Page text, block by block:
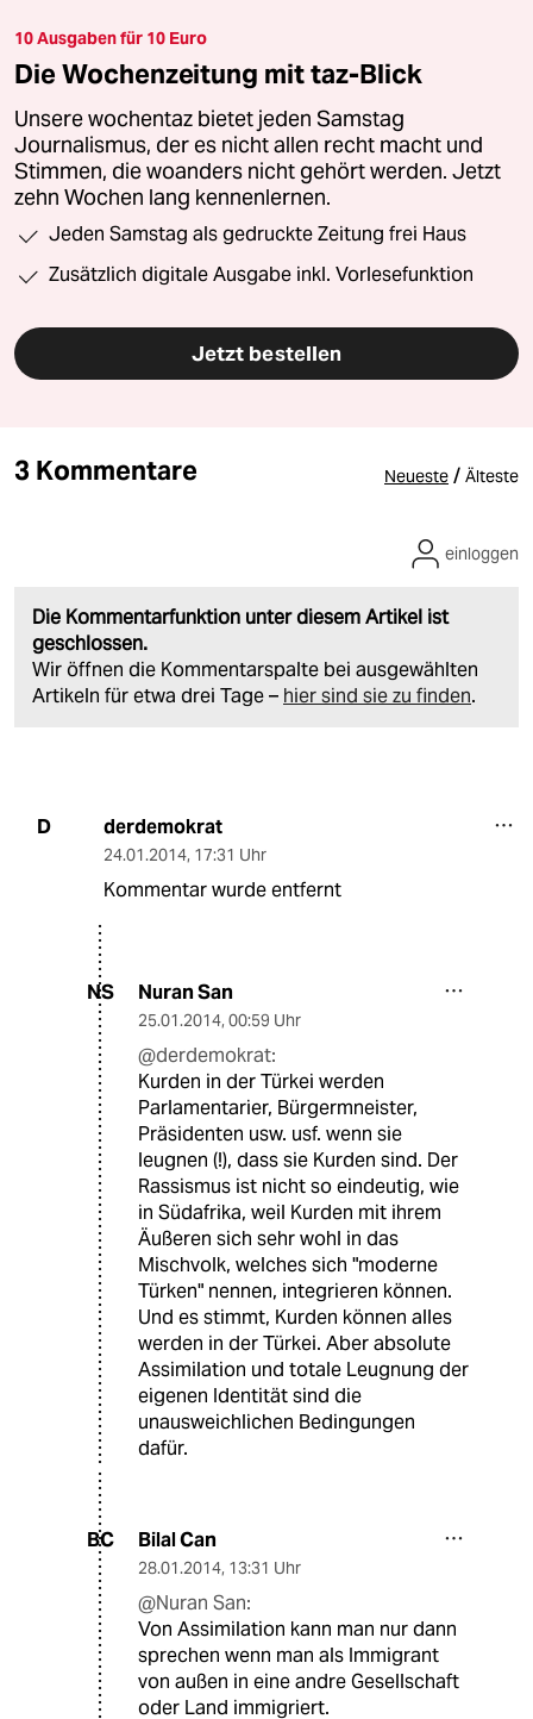
10 Ausgaben für 10 Euro
Die Wochenzeitung mit taz-Blick
Unsere wochentaz bietet jeden Samstag
Journalismus, der es nicht allen recht macht und
Stimmen, die woanders nicht gehört werden. Jetzt
zehn Wochen lang kennenlernen.
Jeden Samstag als gedruckte Zeitung frei Haus
Zusätzlich digitale Ausgabe inkl. Vorlesefunktion
Jetzt bestellen
3 Kommentare Neueste / Älteste
Die Kommentarfunktion unter diesem Artikel ist
geschlossen.
Wir öffnen die Kommentarspalte bei ausgewählten
Artikeln für etwa drei Tage – hier sind sie zu finden.
einloggen
D derdemokrat
24.01.2014, 17:31 Uhr
Kommentar wurde entfernt
NS Nuran San
25.01.2014, 00:59 Uhr
@derdemokrat:
Kurden in der Türkei werden
Parlamentarier, Bürgermneister,
Präsidenten usw. usf. wenn sie
leugnen (!), dass sie Kurden sind. Der
Rassismus ist nicht so eindeutig, wie
in Südafrika, weil Kurden mit ihrem
Äußeren sich sehr wohl in das
Mischvolk, welches sich "moderne
Türken" nennen, integrieren können.
Und es stimmt, Kurden können alles
werden in der Türkei. Aber absolute
Assimilation und totale Leugnung der
eigenen Identität sind die
unausweichlichen Bedingungen
dafür.
BC Bilal Can
28.01.2014, 13:31 Uhr
@Nuran San:
Von Assimilation kann man nur dann
sprechen wenn man als Immigrant
von außen in eine andre Gesellschaft
oder Land immigriert.